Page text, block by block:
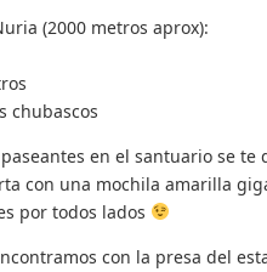
(2000 metros aprox):
chubascos
en el santuario se te
con una mochila amarilla
por todos lados
con la presa del